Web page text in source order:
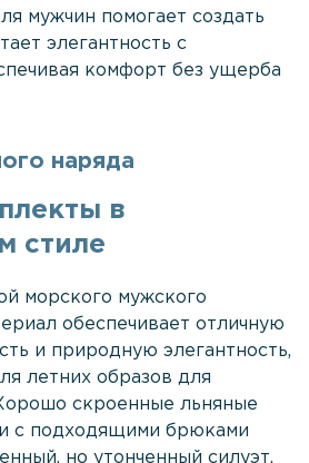
мужчин помогает создать
элегантность с
комфорт без ущерба
наряда
в
стиле
морского мужского
обеспечивает отличную
и природную элегантность,
летних образов для
скроенные льняные
с подходящими брюками
но утонченный силуэт.